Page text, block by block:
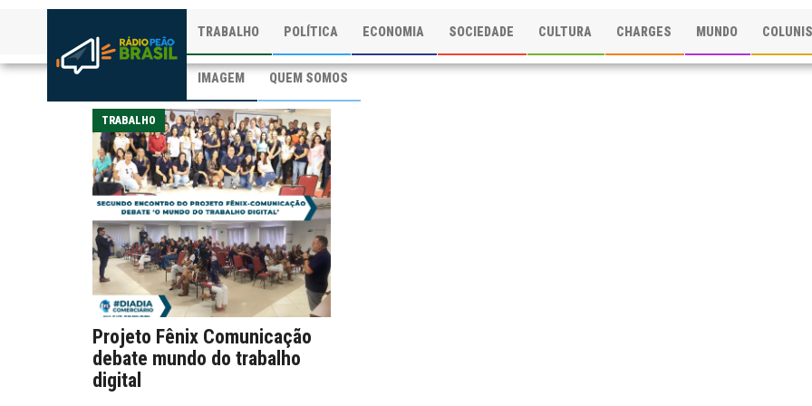
TRABALHO POLÍTICA ECONOMIA SOCIEDADE CULTURA CHARGES MUNDO
IMAGEM QUEM SOMOS
TRABALHO
Projeto Fênix Comunicação
debate mundo do trabalho
digital